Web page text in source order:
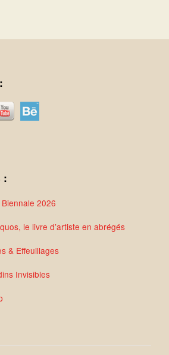
:
2026
le livre d’artiste en abrégés
& Effeuillages
Invisibles